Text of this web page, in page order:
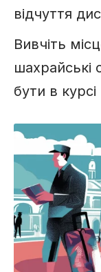
відчуття
Вивчіть
шахрайські
бути в